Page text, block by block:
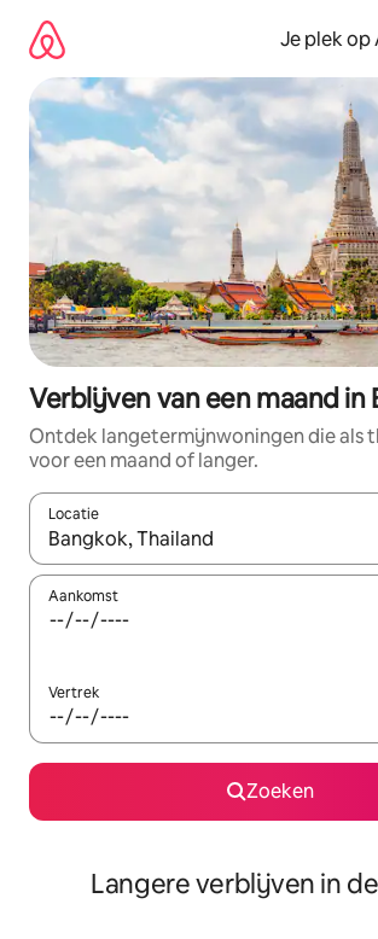
direct
naar
inhoud
Je plek
Verblijven van een maand in
Ontdek langetermijnwoningen die als
voor een maand of langer.
Locatie
Wanneer er resultaten beschikbaar zijn,
Aankomst
Vertrek
Zoeken
Langere verblijven in